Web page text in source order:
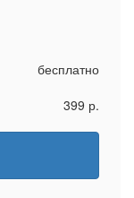
бесплатно
399 р.